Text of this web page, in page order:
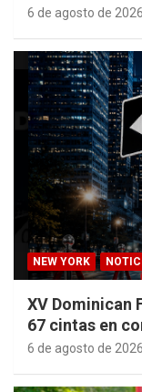
6 de agosto de 2026
NEW YORK
XV Dominican
67 cintas en
6 de agosto de 2026